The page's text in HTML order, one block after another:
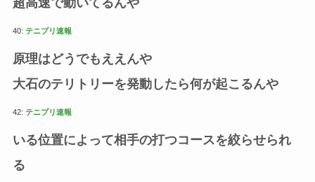
40: テニプリ速報
原理はどうでもええんや
大石のテリトリーを発動したら何が起こるんや
42: テニプリ速報
いる位置によって相手の打つコースを絞らせられ
る